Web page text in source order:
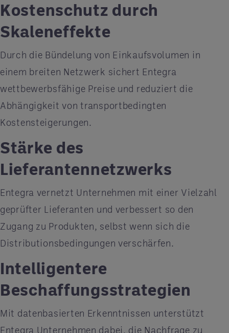
Kostenschutz durch
Skaleneffekte
Durch die Bündelung von Einkaufsvolumen in
einem breiten Netzwerk sichert Entegra
wettbewerbsfähige Preise und reduziert die
Abhängigkeit von transportbedingten
Kostensteigerungen.
Stärke des
Lieferantennetzwerks
Entegra vernetzt Unternehmen mit einer Vielzahl
geprüfter Lieferanten und verbessert so den
Zugang zu Produkten, selbst wenn sich die
Distributionsbedingungen verschärfen.
Intelligentere
Beschaffungsstrategien
Mit datenbasierten Erkenntnissen unterstützt
Entegra Unternehmen dabei, die Nachfrage zu